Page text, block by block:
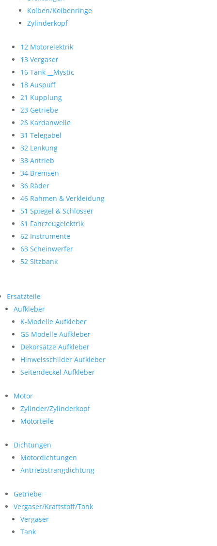
Kolben/Kolbenringe
Zylinderkopf
12 Motorelektrik
13 Vergaser
16 Tank __Mystic
18 Auspuff
21 Kupplung
23 Getriebe
26 Kardanwelle
31 Telegabel
32 Lenkung
33 Antrieb
34 Bremsen
36 Räder
46 Rahmen & Verkleidung
51 Spiegel & Schlösser
61 Fahrzeugelektrik
62 Instrumente
63 Scheinwerfer
52 Sitzbank
Ersatzteile
Aufkleber
K-Modelle Aufkleber
GS Modelle Aufkleber
Dekorsätze Aufkleber
Hinweisschilder Aufkleber
Seitendeckel Aufkleber
Motor
Zylinder/Zylinderkopf
Motorteile
Dichtungen
Motordichtungen
Antriebstrangdichtung
Getriebe
Vergaser/Kraftstoff/Tank
Vergaser
Tank